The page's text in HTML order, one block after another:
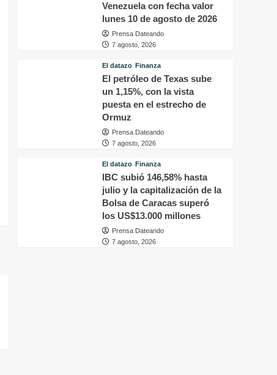
Venezuela con fecha valor
lunes 10 de agosto de 2026
Prensa Dateando
7 agosto, 2026
El datazo Finanza
El petróleo de Texas sube
un 1,15%, con la vista
puesta en el estrecho de
Ormuz
Prensa Dateando
7 agosto, 2026
El datazo Finanza
IBC subió 146,58% hasta
julio y la capitalización de la
Bolsa de Caracas superó
los US$13.000 millones
Prensa Dateando
7 agosto, 2026